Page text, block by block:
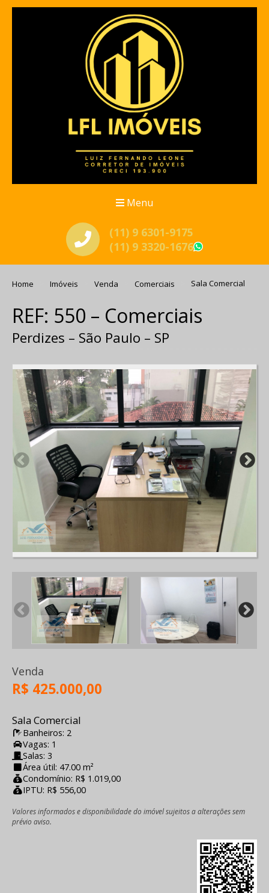
Menu
(11) 9 6301-9175
(11) 9 3320-1676
Home Imóveis Venda Comerciais Sala Comercial
REF: 550 – Comerciais
Perdizes – São Paulo – SP
Venda
R$ 425.000,00
Sala Comercial
Banheiros: 2
Vagas: 1
Salas: 3
Área útil: 47.00 m²
Condomínio: R$ 1.019,00
IPTU: R$ 556,00
Valores informados e disponibilidade do imóvel sujeitos a alterações sem
prévio aviso.